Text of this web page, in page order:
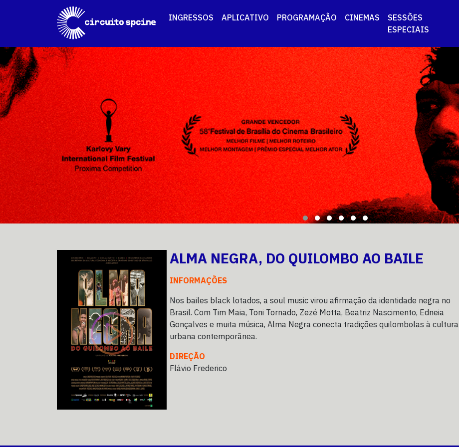
INGRESSOS APLICATIVO PROGRAMAÇÃO CINEMAS
SESSÕES
ESPECIAIS
ALMA NEGRA, DO QUILOMBO AO BAILE
INFORMAÇÕES
Nos bailes black lotados, a soul music virou afirmação da identidade negra no
Brasil. Com Tim Maia, Toni Tornado, Zezé Motta, Beatriz Nascimento, Edneia
Gonçalves e muita música, Alma Negra conecta tradições quilombolas à cultura
urbana contemporânea.
DIREÇÃO
Flávio Frederico